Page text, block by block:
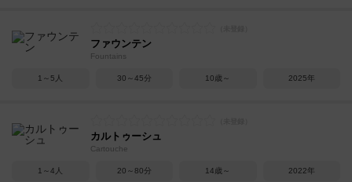
ファウンテン
Fountains
1～5人 30～45分 10歳～ 2025年
カルトゥーシュ
Cartouche
1～4人 20～80分 14歳～ 2022年